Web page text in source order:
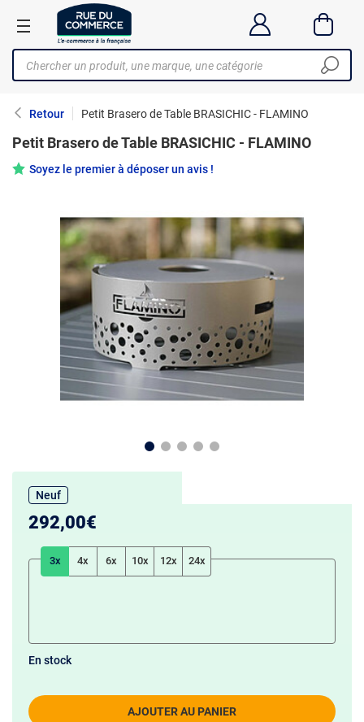
Retour Petit Brasero de Table BRASICHIC - FLAMINO
Petit Brasero de Table BRASICHIC - FLAMINO
Soyez le premier à déposer un avis !
Neuf
292,00€
3x 4x 6x 10x 12x 24x
AJOUTER AU PANIER
En stock